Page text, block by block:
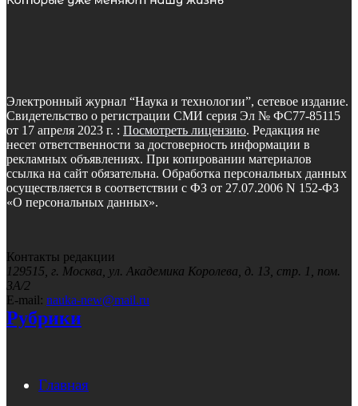
Электронный журнал “Наука и технологии”, сетевое издание.
Свидетельство о регистрации СМИ серия Эл № ФС77-85115
от 17 апреля 2023 г. : Посмотреть лицензию. Редакция не
несет ответственности за достоверность информации в
рекламных объявлениях. При копировании материалов
ссылка на сайт обязательна. Обработка персональных данных
осуществляется в соответствии с ФЗ от 27.07.2006 N 152-ФЗ
«О персональных данных».
Контакты редакции
129515, г. Москва, ул. Академика Королева, д. 13, стр. 1, пом.
3А/2
E-mail: nauka-new@mail.ru
Рубрики
Главная